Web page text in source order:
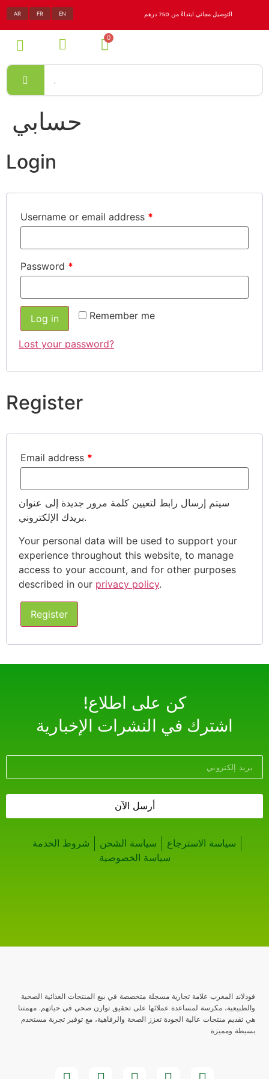
AR FR EN التوصيل مجاني ابتداءً من 750 درهم
حسابي
Login
Username or email address *
Password *
Remember me
Log in
Lost your password?
Register
Email address *
سيتم إرسال رابط لتعيين كلمة مرور جديدة إلى عنوان
بريدك الإلكتروني.
Your personal data will be used to support your
experience throughout this website, to manage
access to your account, and for other purposes
described in our privacy policy.
Register
!كن على اطلاع
اشترك في النشرات الإخبارية
أرسل الآن
شروط الخدمة سياسة الشحن
سياسة الاسترجاع
سياسة الخصوصية
فودلاند المغرب علامة تجارية مسجلة متخصصة في بيع المنتجات الغذائية الصحية
والطبيعية، مكرسة لمساعدة عملائها على تحقيق توازن صحي في حياتهم. مهمتنا
هي تقديم منتجات عالية الجودة تعزز الصحة والرفاهية، مع توفير تجربة مستخدم
بسيطة ومميزة